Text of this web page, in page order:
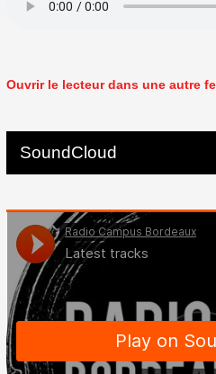
Ouvrir le lecteur dans une autre
SoundCloud